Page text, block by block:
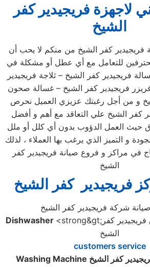
لاجهزة فريجيدير كفر
الشيخ
فريجيدير كفر الشيخ من منكم لا يحب أن
للتعامل مع أي عطل أو مشكلة في
فريجيدير كفر الشيخ – ثلاجة فريجيدير
فريجيدير كفر الشيخ – غسالة صحون
و من أجل رغبتك عزيزي العميل نحرص
كفر الشيخ علي التعاقد مع أهم و أفضل
حيث العمل الدؤوب بدون أي كلل أو ملل
و التميز الذي يرغب بها العملاء ، لذلك
في مراكز و فروع صيانة فريجيدير كفر
الشيخ
فريجيدير كفر الشيخ
Dishwasher <strong&gt;صيانة غسالة اطباق فريجيدير كفر
الشيخ
customers service
Washing Machine كفر الشيخ